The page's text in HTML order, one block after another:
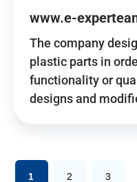
www.e-
The company
plastic parts in
functionality or
designs and
1 2 3